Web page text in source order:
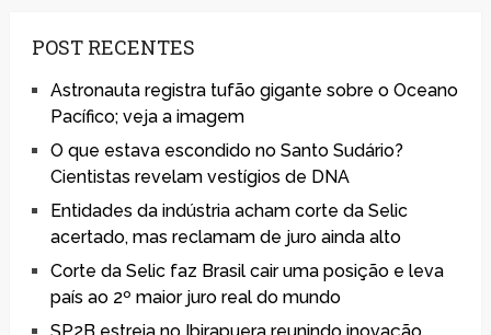
POST RECENTES
Astronauta registra tufão gigante sobre o Oceano
Pacífico; veja a imagem
O que estava escondido no Santo Sudário?
Cientistas revelam vestígios de DNA
Entidades da indústria acham corte da Selic
acertado, mas reclamam de juro ainda alto
Corte da Selic faz Brasil cair uma posição e leva
país ao 2º maior juro real do mundo
SP2B estreia no Ibirapuera reunindo inovação,